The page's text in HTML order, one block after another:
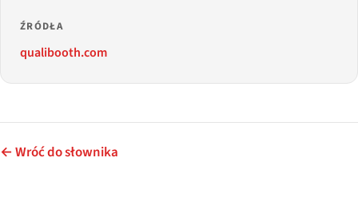
ŹRÓDŁA
qualibooth.com
← Wróć do słownika